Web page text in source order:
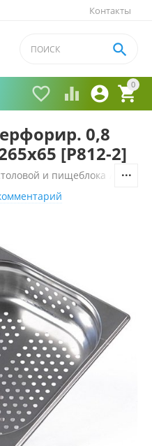
Контакты
0


 

0,8
[Р812-2]
и пищеблока